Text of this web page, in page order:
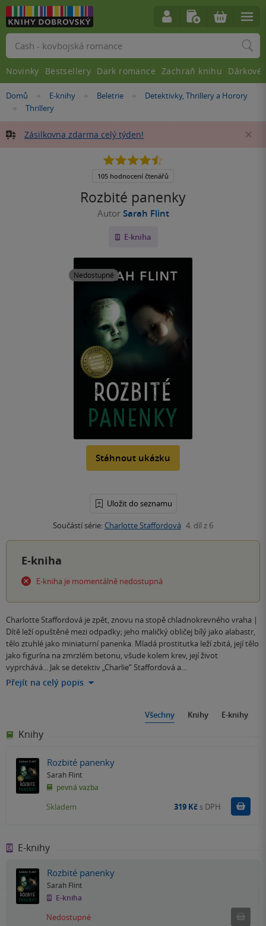
Nacházíte
Domů »E-knihy »
Beletrie »
Detektivky, Thrillery a Horory
»
Thrillery
Zásilkovna zdarma celý týden!
Rozbité panenky
Autor Sarah Flint
E-kniha
Nedostupné
Stáhnout ukázku
Uložit do seznamu
Součástí série: Charlotte Staffordová 4. díl z 6
4.5
5
105 hodnocení čtenářů
E-kniha
E-kniha je momentálně nedostupná
Charlotte Staffordová je zpět, znovu na stopě chladnokrevného vraha |
Dítě leží opuštěné mezi odpadky; jeho maličký obličej bílý jako alabastr,
tělo ztuhlé jako miniaturní panenka. Mladá prostitutka leží zbitá, její tělo
jako figurína na zmrzlém betonu, všude kolem krev, její život
vyprchává... Jak se detektiv „Charlie“ Staffordová a…
Přejít na celý popis
Všechny Knihy E-knihy
Knihy
Rozbité panenky
Sarah Flint
pevná vazba
Skladem 319 Kč s DPH
E-knihy
Rozbité panenky
Sarah Flint
E-kniha
Nedostupné
Vyhledávání
Novinky Bestsellery Dark romance Zachraň knihu Dárkové